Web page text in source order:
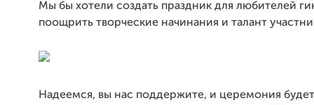
Мы бы хотели создать праздник для любителей
поощрить творческие начинания и талант
Надеемся, вы нас поддержите, и церемония